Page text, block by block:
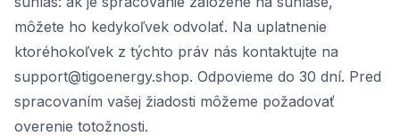
môžete ho kedykoľvek odvolať. Na uplatnenie
ktoréhokoľvek z týchto práv nás kontaktujte na
support@tigoenergy.shop. Odpovieme do 30 dní. Pred
spracovaním vašej žiadosti môžeme požadovať
overenie totožnosti.